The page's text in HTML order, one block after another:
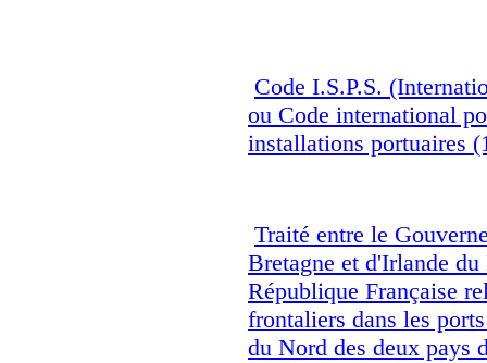
Code I.S.P.S.
ou Code international
installations portuaires
Traité entre le
Bretagne et d'Irlande
République Française
frontaliers dans les
du Nord des deux pays